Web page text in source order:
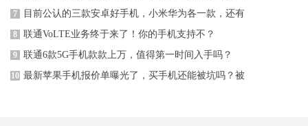
7 目前公认的三款安卓好手机，小米华为各一款，还有
8 联通VoLTE业务终于来了！你的手机支持不？
9 联通6款5G手机款款上万，值得第一时间入手吗？
10 最新苹果手机报价单曝光了，买手机还能被坑吗？被